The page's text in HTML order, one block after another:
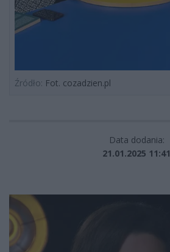
Źródło: Fot. cozadzien.pl
Data dodania:
21.01.2025 11:41